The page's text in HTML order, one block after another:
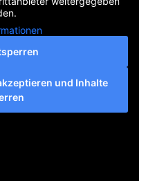
und Inhalte